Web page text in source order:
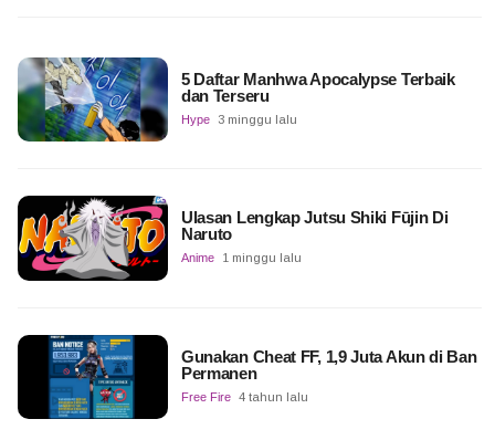
5 Daftar Manhwa Apocalypse Terbaik
dan Terseru
Hype 3 minggu lalu
Ulasan Lengkap Jutsu Shiki Fūjin Di
Naruto
Anime 1 minggu lalu
Gunakan Cheat FF, 1,9 Juta Akun di Ban
Permanen
Free Fire 4 tahun lalu